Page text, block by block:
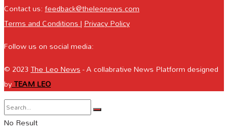
Contact us:feedback@theleonews.com
Terms and Conditions|Privacy Policy
Follow us on social media:
© 2023The Leo News- A collabrative News Platform designed
byTEAM LEO
No Result